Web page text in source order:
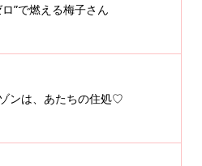
ロ”で燃える梅子さん
ンは、あたちの住処♡